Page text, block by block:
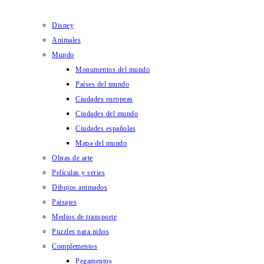
Disney
Animales
Mundo
Monumentos del mundo
Países del mundo
Ciudades europeas
Ciudades del mundo
Ciudades españolas
Mapa del mundo
Obras de arte
Películas y series
Dibujos animados
Paisajes
Medios de transporte
Puzzles para niños
Complementos
Pegamentos